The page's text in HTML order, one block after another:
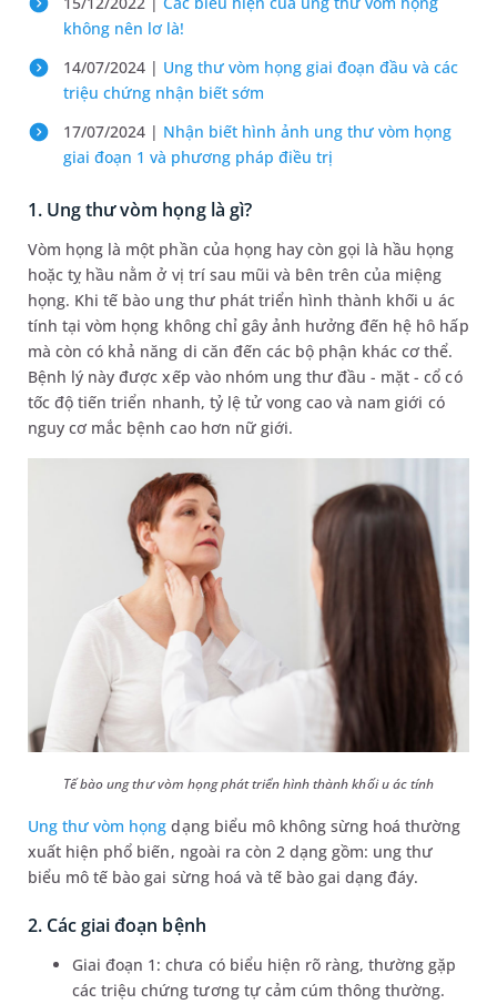
không nên lơ là!
14/07/2024 | Ung thư vòm họng giai đoạn đầu và các
triệu chứng nhận biết sớm
17/07/2024 | Nhận biết hình ảnh ung thư vòm họng
giai đoạn 1 và phương pháp điều trị
1. Ung thư vòm họng là gì?
Vòm họng là một phần của họng hay còn gọi là hầu họng
hoặc tỵ hầu nằm ở vị trí sau mũi và bên trên của miệng
họng. Khi tế bào ung thư phát triển hình thành khối u ác
tính tại vòm họng không chỉ gây ảnh hưởng đến hệ hô hấp
mà còn có khả năng di căn đến các bộ phận khác cơ thể.
Bệnh lý này được xếp vào nhóm ung thư đầu - mặt - cổ có
tốc độ tiến triển nhanh, tỷ lệ tử vong cao và nam giới có
nguy cơ mắc bệnh cao hơn nữ giới.
Tế bào ung thư vòm họng phát triển hình thành khối u ác tính
Ung thư vòm họng dạng biểu mô không sừng hoá thường
xuất hiện phổ biến, ngoài ra còn 2 dạng gồm: ung thư
biểu mô tế bào gai sừng hoá và tế bào gai dạng đáy.
2. Các giai đoạn bệnh
Giai đoạn 1: chưa có biểu hiện rõ ràng, thường gặp
các triệu chứng tương tự cảm cúm thông thường.